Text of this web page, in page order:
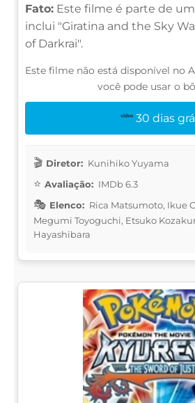
Fato: Este filme é parte de
inclui "Giratina and the Sky
of Darkrai".
Este filme não está disponível no
você pode usar o
30 dias
Diretor: Kunihiko Yuyama
Avaliação: IMDb 6.3
Elenco: Rica Matsumoto, Ikue
Megumi Toyoguchi, Etsuko
Hayashibara